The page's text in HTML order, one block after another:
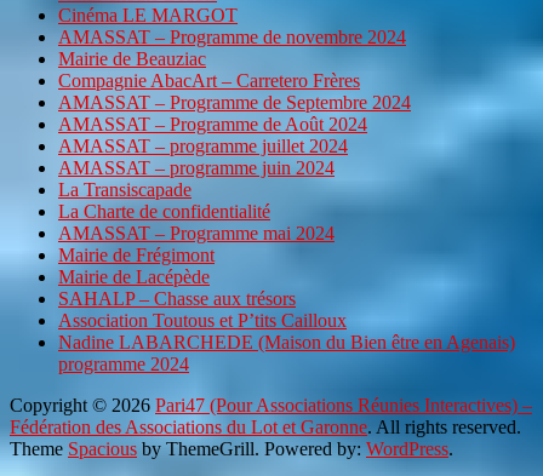
Cinéma LE MARGOT
AMASSAT – Programme de novembre 2024
Mairie de Beauziac
Compagnie AbacArt – Carretero Frères
AMASSAT – Programme de Septembre 2024
AMASSAT – Programme de Août 2024
AMASSAT – programme juillet 2024
AMASSAT – programme juin 2024
La Transiscapade
La Charte de confidentialité
AMASSAT – Programme mai 2024
Mairie de Frégimont
Mairie de Lacépède
SAHALP – Chasse aux trésors
Association Toutous et P’tits Cailloux
Nadine LABARCHEDE (Maison du Bien être en Agenais)
programme 2024
Copyright © 2026 Pari47 (Pour Associations Réunies Interactives) –
Fédération des Associations du Lot et Garonne. All rights reserved.
Theme Spacious by ThemeGrill. Powered by: WordPress.